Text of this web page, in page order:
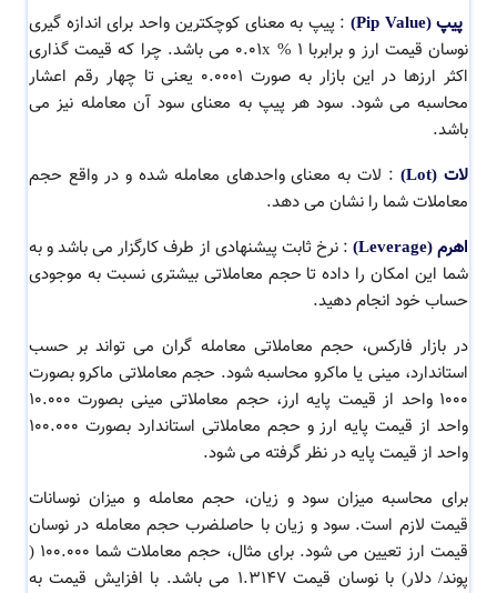
پیپ (Pip Value)
: پیپ به معنای کوچکترین واحد برای اندازه گیری
نوسان قیمت ارز و برابربا 0.01x % 1 می باشد. چرا که قیمت گذاری
اکثر ارزها در این بازار به صورت 0.0001 یعنی تا چهار رقم اعشار
محاسبه می شود. سود هر پیپ به معنای سود آن معامله نیز می
باشد.
لات (Lot)
: لات به معنای واحدهای معامله شده و در واقع حجم
معاملات شما را نشان می دهد.
اهرم (Leverage)
: نرخ ثابت پیشنهادی از طرف کارگزار می باشد و به
شما این امکان را داده تا حجم معاملاتی بیشتری نسبت به موجودی
حساب خود انجام دهید.
در بازار فارکس، حجم معاملاتی معامله گران می تواند بر حسب
استاندارد، مینی یا ماکرو محاسبه شود. حجم معاملاتی ماکرو بصورت
1000 واحد از قیمت پایه ارز، حجم معاملاتی مینی بصورت 10.000
واحد از قیمت پایه ارز و حجم معاملاتی استاندارد بصورت 100.000
واحد از قیمت پایه در نظر گرفته می شود.
برای محاسبه میزان سود و زیان، حجم معامله و میزان نوسانات
قیمت لازم است. سود و زیان با حاصلضرب حجم معامله در نوسان
قیمت ارز تعیین می شود. برای مثال، حجم معاملات شما 100.000 (
پوند/ دلار) با نوسان قیمت 1.3147 می باشد. با افزایش قیمت به